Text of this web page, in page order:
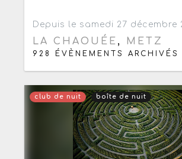
Depuis le samedi 27 décembre
LA CHAOUÉE , METZ
928 ÉVÈNEMENTS ARCHIVÉS
club de nuit boîte de nuit